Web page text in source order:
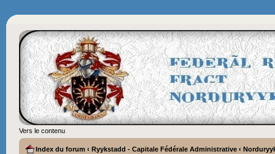
Vers le contenu
Index du forum ‹ Ryykstadd - Capitale Fédérale Administrative ‹